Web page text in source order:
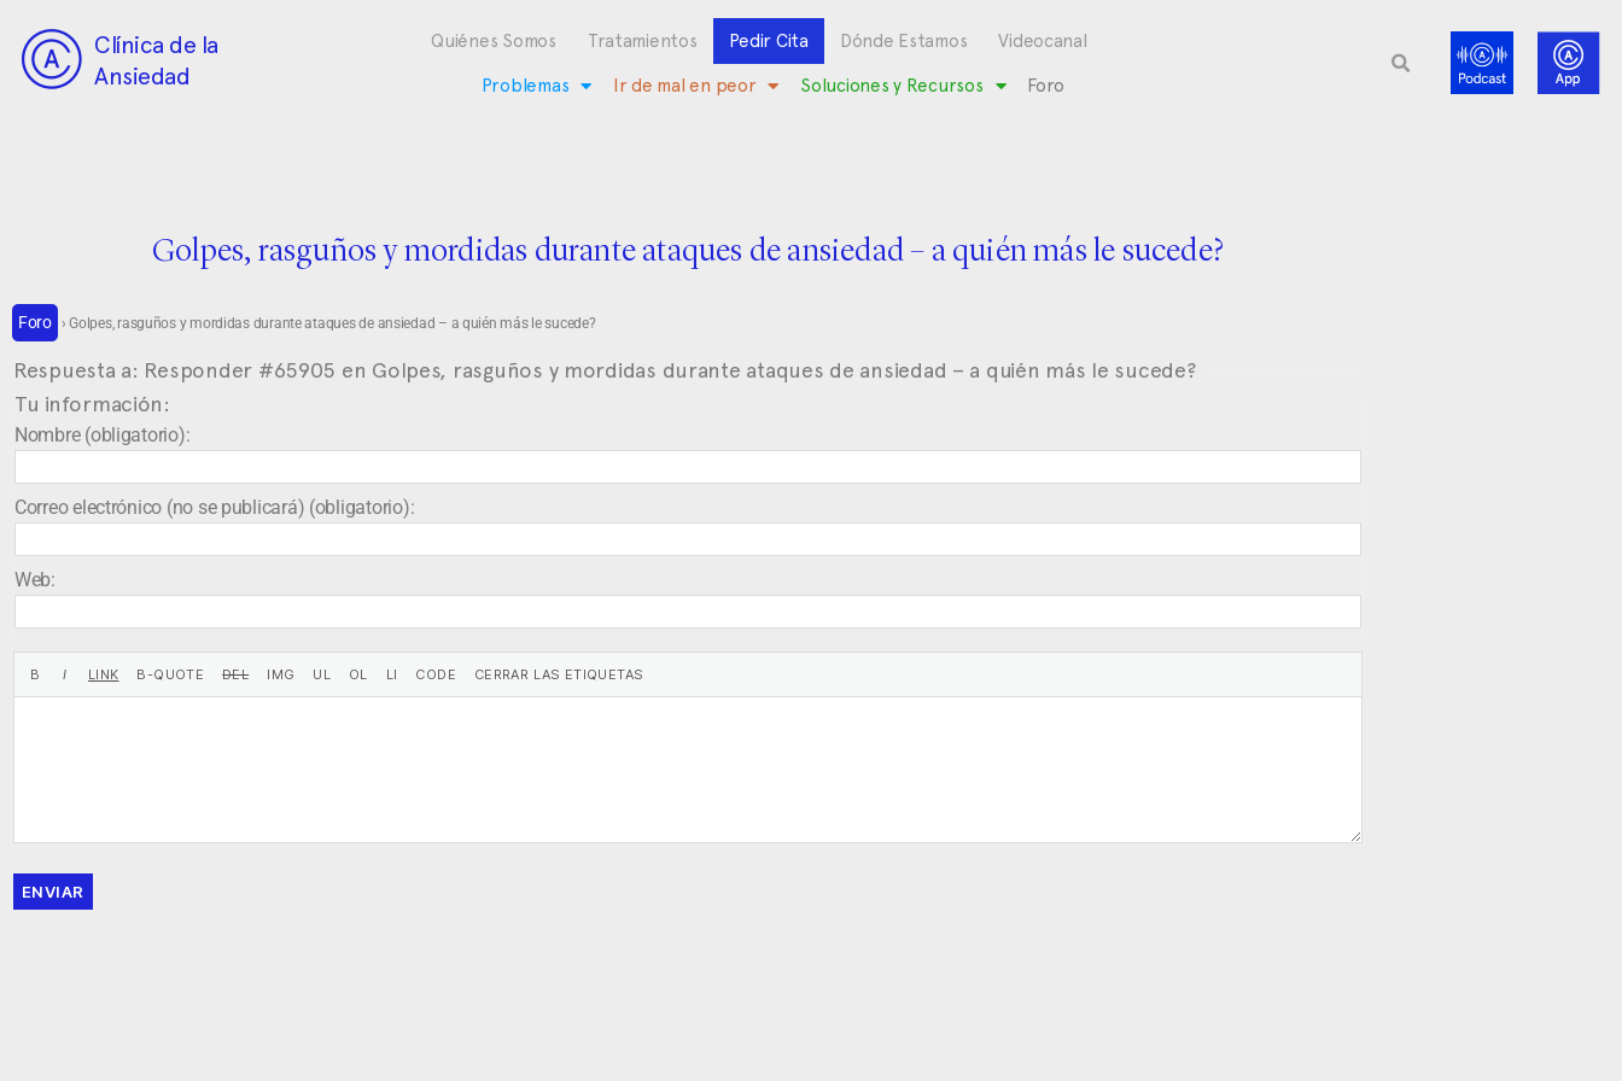
Clínica de la
Ansiedad
Quiénes Somos Tratamientos Pedir Cita Dónde Estamos Videocanal
Problemas Ir de mal en peor Soluciones y Recursos Foro
Golpes, rasguños y mordidas durante ataques de ansiedad – a quién más le sucede?
Foro › Golpes, rasguños y mordidas durante ataques de ansiedad – a quién más le sucede?
Respuesta a: Responder #65905 en Golpes, rasguños y mordidas durante ataques de ansiedad – a quién más le sucede?
Tu información:
Nombre (obligatorio):
Correo electrónico (no se publicará) (obligatorio):
Web:
ENVIAR